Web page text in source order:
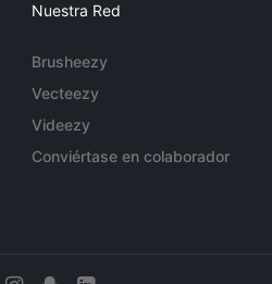
Nuestra Red
Brusheezy
Vecteezy
Videezy
Conviértase en colaborador